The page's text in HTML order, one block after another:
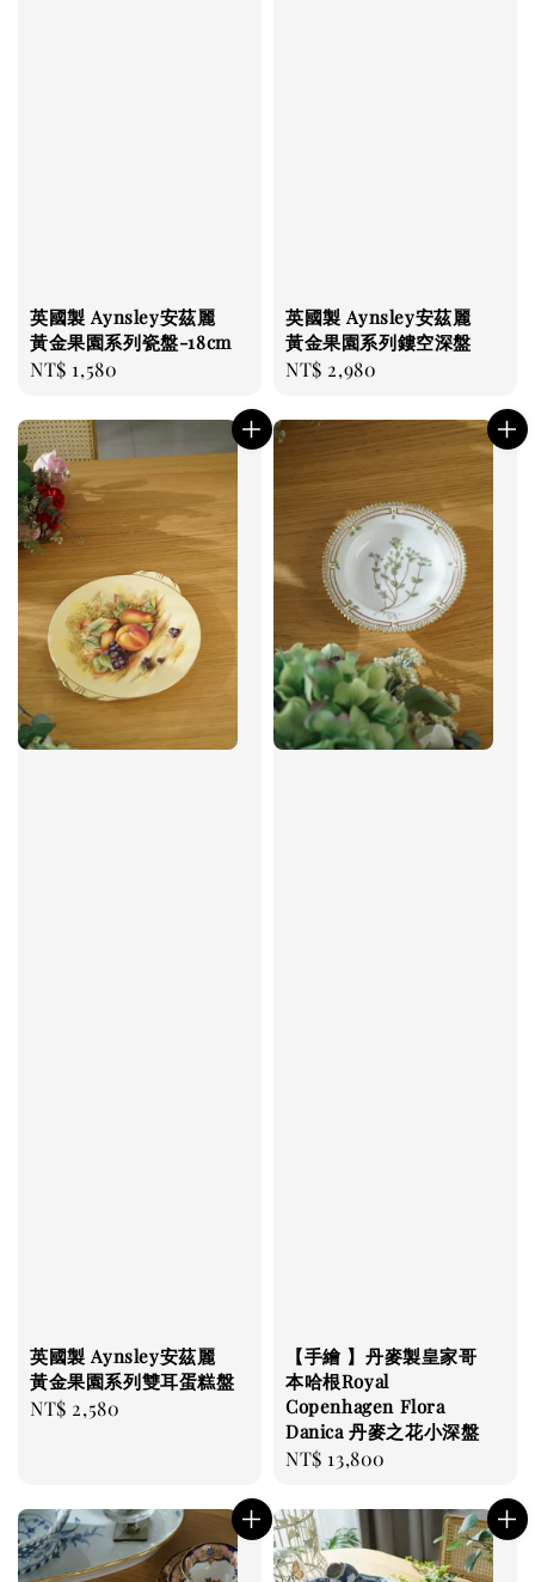
英國製 Aynsley安茲麗
黃金果園系列瓷盤-18cm
Regular
NT$ 1,580
英國製 Aynsley安茲麗
黃金果園系列鏤空深盤
Regular
NT$ 2,980
英國製 Aynsley安茲麗
黃金果園系列雙耳蛋糕盤
Regular
NT$ 2,580
【手繪 】丹麥製皇家哥
本哈根Royal
Copenhagen Flora
Danica 丹麥之花小深盤
Regular
NT$ 13,800